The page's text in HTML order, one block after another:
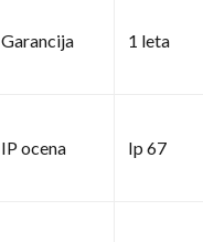
Garancija 1 leta
IP ocena Ip 67